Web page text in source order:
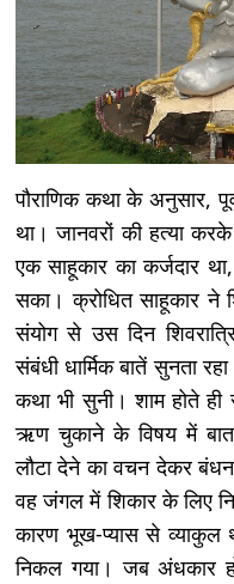
पौराणिक कथा के अनुसार,
था। जानवरों की हत्या
एक साहूकार का कर्जदार
सका। क्रोधित साहूकार ने
संयोग से उस दिन
संबंधी धार्मिक बातें सुनता
कथा भी सुनी। शाम होते
ऋण चुकाने के विषय में
लौटा देने का वचन देकर बंधन
वह जंगल में शिकार के लिए
कारण भूख-प्यास से व्याकुल
निकल गया। जब अंधकार